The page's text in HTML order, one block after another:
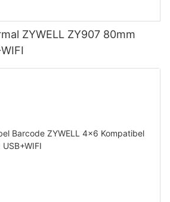
ZYWELL ZY907 80mm